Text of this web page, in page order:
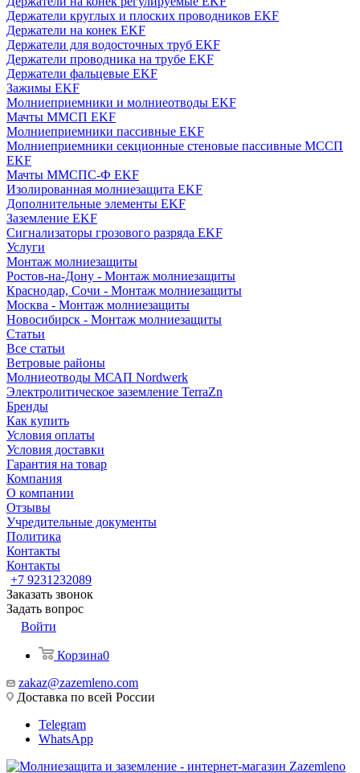
Держатели круглых и плоских проводников EKF
Держатели на конек EKF
Держатели для водосточных труб EKF
Держатели проводника на трубе EKF
Держатели фальцевые EKF
Зажимы EKF
Молниеприемники и молниеотводы EKF
Мачты ММСП EKF
Молниеприемники пассивные EKF
Молниеприемники секционные стеновые пассивные МССП
EKF
Мачты ММСПС-Ф EKF
Изолированная молниезащита EKF
Дополнительные элементы EKF
Заземление EKF
Сигнализаторы грозового разряда EKF
Услуги
Монтаж молниезащиты
Ростов-на-Дону - Монтаж молниезащиты
Краснодар, Сочи - Монтаж молниезащиты
Москва - Монтаж молниезащиты
Новосибирск - Монтаж молниезащиты
Статьи
Все статьи
Ветровые районы
Молниеотводы МСАП Nordwerk
Электролитическое заземление TerraZn
Бренды
Как купить
Условия оплаты
Условия доставки
Гарантия на товар
Компания
О компании
Отзывы
Учредительные документы
Политика
Контакты
Контакты
+7 9231232089
Заказать звонок
Задать вопрос
Войти
Корзина0
zakaz@zazemleno.com
Доставка по всей России
Telegram
WhatsApp